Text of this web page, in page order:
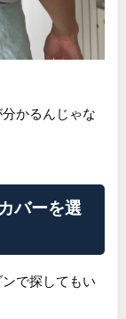
かるんじゃな
バーを選
で探してもい